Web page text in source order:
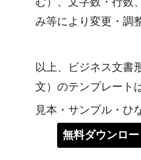
み等により変更・調
以上、ビジネス文書
文）のテンプレート
見本・サンプル・ひ
無料ダウンロー